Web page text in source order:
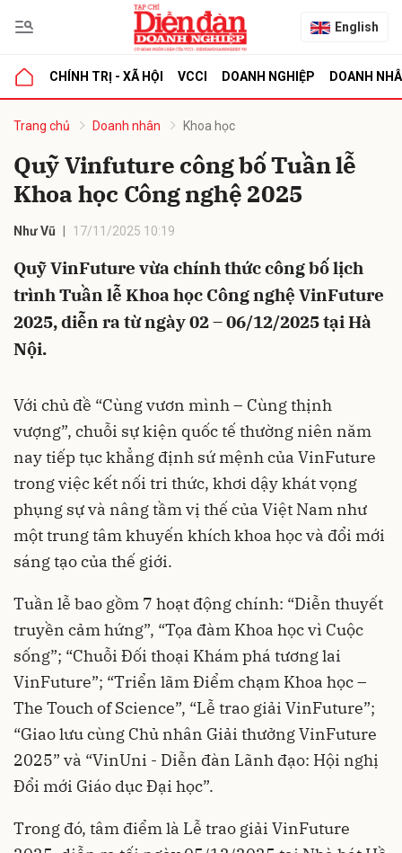
English
CHÍNH TRỊ - XÃ HỘI VCCI DOANH NGHIỆP DOANH
Trang chủ Doanh nhân Khoa học
Quỹ Vinfuture công bố Tuần lễ
Khoa học Công nghệ 2025
Như Vũ 17/11/2025 10:19
Quỹ VinFuture vừa chính thức công bố lịch
trình Tuần lễ Khoa học Công nghệ VinFuture
2025, diễn ra từ ngày 02 – 06/12/2025 tại Hà
Nội.
Với chủ đề “Cùng vươn mình – Cùng thịnh
vượng”, chuỗi sự kiện quốc tế thường niên năm
nay tiếp tục khẳng định sứ mệnh của VinFuture
trong việc kết nối tri thức, khơi dậy khát vọng
phụng sự và nâng tầm vị thế của Việt Nam như
một trung tâm khuyến khích khoa học và đổi mới
sáng tạo của thế giới.
Tuần lễ bao gồm 7 hoạt động chính: “Diễn thuyết
truyền cảm hứng”, “Tọa đàm Khoa học vì Cuộc
sống”; “Chuỗi Đối thoại Khám phá tương lai
VinFuture”; “Triển lãm Điểm chạm Khoa học –
The Touch of Science”, “Lễ trao giải VinFuture”;
“Giao lưu cùng Chủ nhân Giải thưởng VinFuture
2025” và “VinUni - Diễn đàn Lãnh đạo: Hội nghị
Đổi mới Giáo dục Đại học”.
Trong đó, tâm điểm là Lễ trao giải VinFuture
luận
Hủy